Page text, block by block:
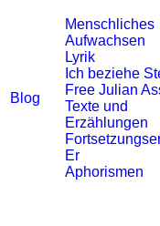
Blog
Menschliches
Aufwachsen
Lyrik
Ich beziehe
Free Julian
Texte und
Erzählungen
Er
Aphorismen